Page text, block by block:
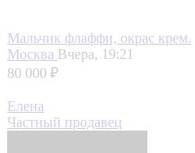
Мальчик флаффи, окрас крем.
Москва Вчера, 19:21
80 000 ₽
Елена
Частный продавец